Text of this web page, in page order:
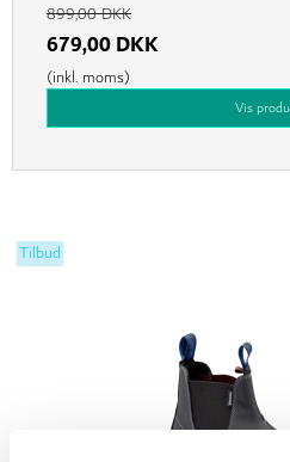
899,00 DKK
679,00 DKK
(inkl. moms)
Vis
Tilbud